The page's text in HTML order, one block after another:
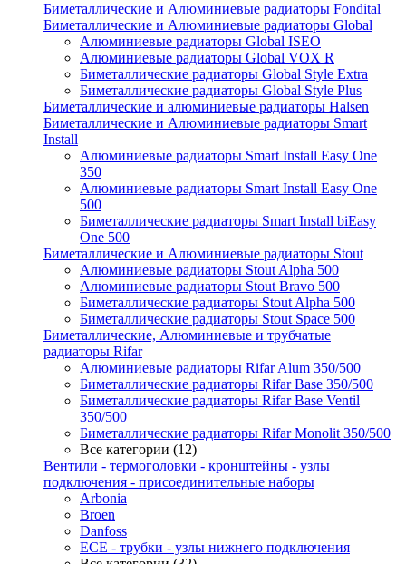
Биметаллические и Алюминиевые радиаторы Fondital
Биметаллические и Алюминиевые радиаторы Global
Алюминиевые радиаторы Global ISEO
Алюминиевые радиаторы Global VOX R
Биметаллические радиаторы Global Style Extra
Биметаллические радиаторы Global Style Plus
Биметаллические и алюминиевые радиаторы Halsen
Биметаллические и Алюминиевые радиаторы Smart
Install
Алюминиевые радиаторы Smart Install Easy One
350
Алюминиевые радиаторы Smart Install Easy One
500
Биметаллические радиаторы Smart Install biEasy
One 500
Биметаллические и Алюминиевые радиаторы Stout
Алюминиевые радиаторы Stout Alpha 500
Алюминиевые радиаторы Stout Bravo 500
Биметаллические радиаторы Stout Alpha 500
Биметаллические радиаторы Stout Space 500
Биметаллические, Алюминиевые и трубчатые
радиаторы Rifar
Алюминиевые радиаторы Rifar Alum 350/500
Биметаллические радиаторы Rifar Base 350/500
Биметаллические радиаторы Rifar Base Ventil
350/500
Биметаллические радиаторы Rifar Monolit 350/500
Все категории (12)
Вентили - термоголовки - кронштейны - узлы
подключения - присоединительные наборы
Arbonia
Broen
Danfoss
ECE - трубки - узлы нижнего подключения